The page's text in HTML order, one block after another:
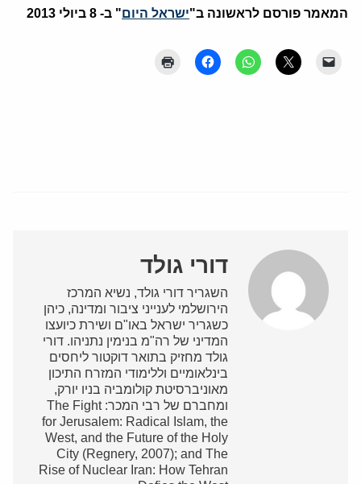
המאמר פורסם לראשונה ב"ישראל היום" ב- 8 ביולי 2013
דורי גולד
השגריר דורי גולד, נשיא המרכז
הירושלמי לענייני ציבור ומדינה, כיהן
כשגריר ישראל באו"ם ושירת כיועצו
המדיני של רה"מ בנימין נתניהו. דורי
גולד מחזיק בתואר דוקטור ליחסים
בינלאומיים וללימודי המזרח התיכון
מאוניברסיטת קולומביה בניו יורק,
ומחברם של רבי המכר: The Fight
for Jerusalem: Radical Islam, the
West, and the Future of the Holy
City (Regnery, 2007); and The
Rise of Nuclear Iran: How Tehran